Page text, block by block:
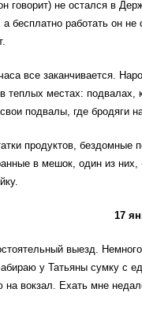
говорит) не остался в
а бесплатно работать он
все заканчивается.
теплых местах:
подвалы, где бродяги
продуктов, бездомные
в мешок, один из
17
выезд.
у Татьяны сумку с
вокзал. Ехать мне